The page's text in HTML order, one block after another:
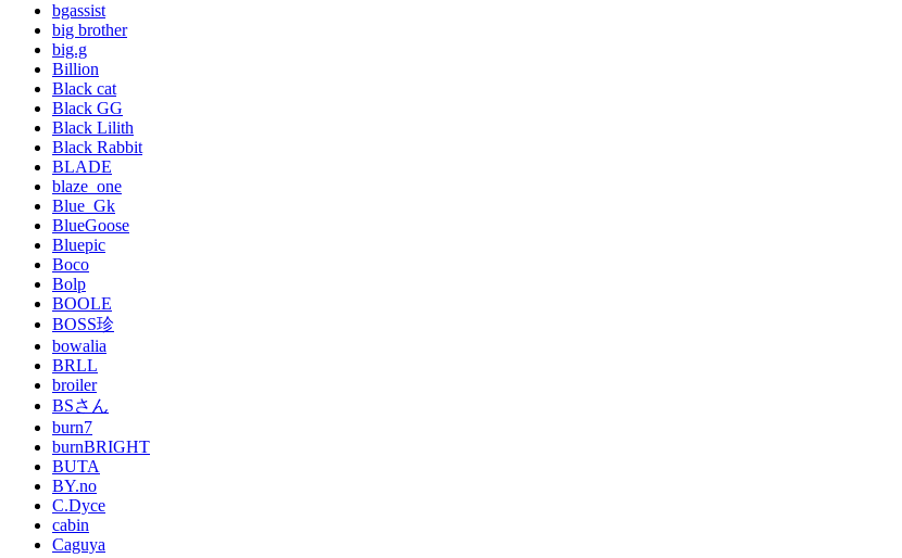
bgassist
big brother
big.g
Billion
Black cat
Black GG
Black Lilith
Black Rabbit
BLADE
blaze_one
Blue_Gk
BlueGoose
Bluepic
Boco
Bolp
BOOLE
BOSS珍
bowalia
BRLL
broiler
BSさん
burn7
burnBRIGHT
BUTA
BY.no
C.Dyce
cabin
Caguya